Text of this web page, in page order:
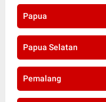
Papua
Papua Selatan
Pemalang